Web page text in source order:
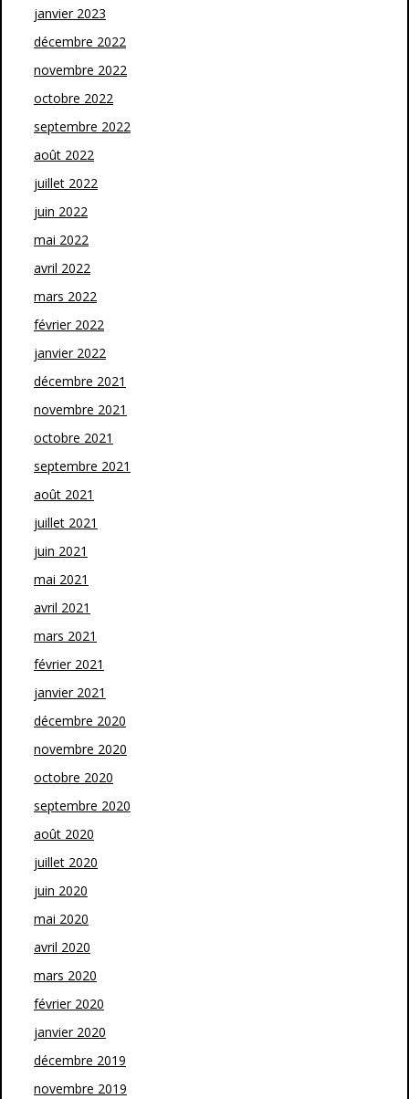
janvier 2023
décembre 2022
novembre 2022
octobre 2022
septembre 2022
août 2022
juillet 2022
juin 2022
mai 2022
avril 2022
mars 2022
février 2022
janvier 2022
décembre 2021
novembre 2021
octobre 2021
septembre 2021
août 2021
juillet 2021
juin 2021
mai 2021
avril 2021
mars 2021
février 2021
janvier 2021
décembre 2020
novembre 2020
octobre 2020
septembre 2020
août 2020
juillet 2020
juin 2020
mai 2020
avril 2020
mars 2020
février 2020
janvier 2020
décembre 2019
novembre 2019